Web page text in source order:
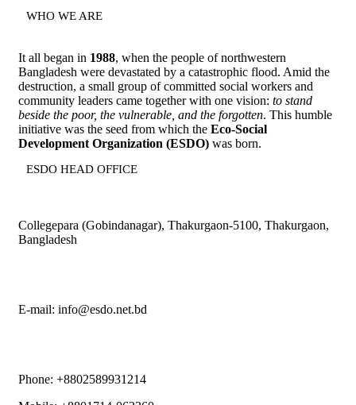
WHO WE ARE
It all began in 1988, when the people of northwestern
Bangladesh were devastated by a catastrophic flood. Amid the
destruction, a small group of committed social workers and
community leaders came together with one vision: to stand
beside the poor, the vulnerable, and the forgotten. This humble
initiative was the seed from which the Eco-Social
Development Organization (ESDO) was born.
ESDO HEAD OFFICE​
Collegepara (Gobindanagar), Thakurgaon-5100, Thakurgaon,
Bangladesh
E-mail: info@esdo.net.bd
Phone: +8802589931214